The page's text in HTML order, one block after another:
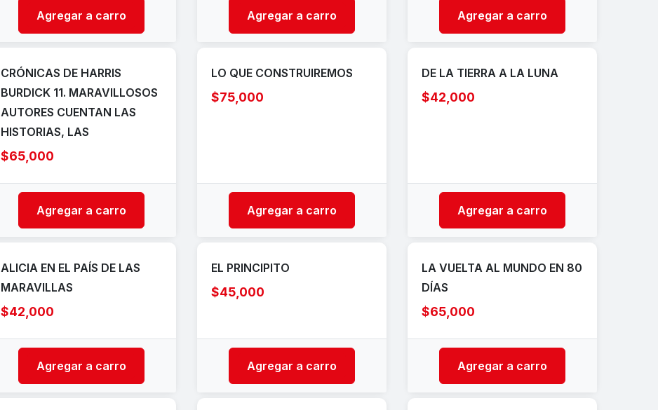
Agregar a carro Agregar a carro Agregar a carro
CRÓNICAS DE HARRIS
BURDICK 11. MARAVILLOSOS
AUTORES CUENTAN LAS
HISTORIAS, LAS
$65,000
Agregar a carro
LO QUE CONSTRUIREMOS
$75,000
Agregar a carro
DE LA TIERRA A LA LUNA
$42,000
Agregar a carro
ALICIA EN EL PAÍS DE LAS
MARAVILLAS
$42,000
Agregar a carro
EL PRINCIPITO
$45,000
Agregar a carro
LA VUELTA AL MUNDO EN 80
DÍAS
$65,000
Agregar a carro